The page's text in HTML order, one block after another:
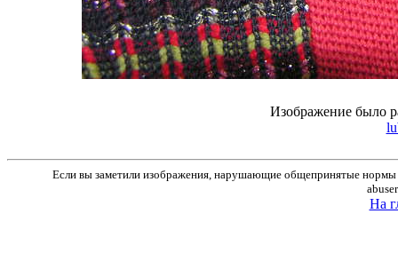
Изображение было
Если вы заметили изображения, нарушающие общепринятые нормы
На